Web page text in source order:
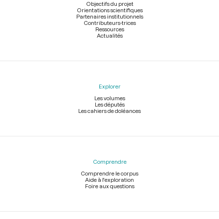
Objectifs du projet
Orientations scientifiques
Partenaires institutionnels
Contributeurs-trices
Ressources
Actualités
Explorer
Les volumes
Les députés
Les cahiers de doléances
Comprendre
Comprendre le corpus
Aide à l'exploration
Foire aux questions